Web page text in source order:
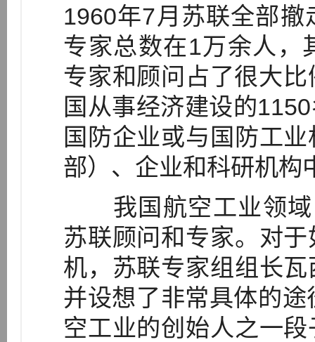
1960年7月苏联全部
专家总数在1万余人，
专家和顾问占了很大
国从事经济建设的
国防企业或与国防工
部）、企业和科研机构
我国航空工业领域
苏联顾问和专家。对
机，苏联专家组组长
并设想了非常具体的
空工业的创始人之一